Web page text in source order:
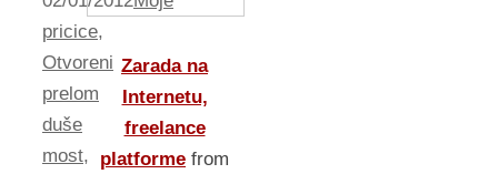
pricice,
Otvoreni
prelom
duše
most,
Zarada na
Internetu,
freelance
platforme from